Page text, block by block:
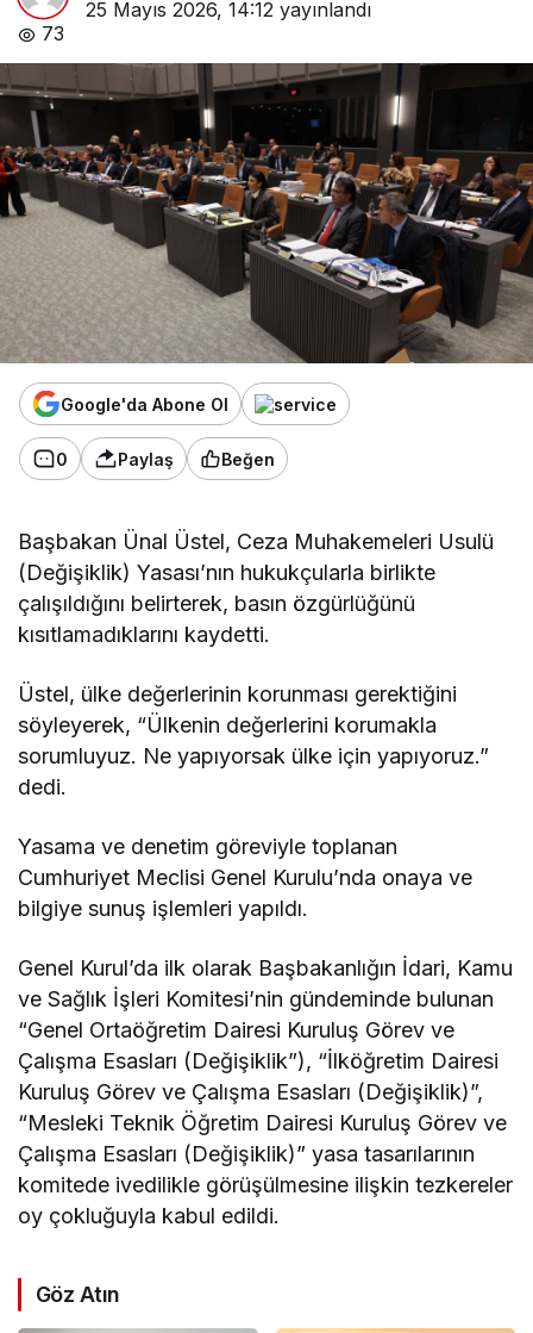
25 Mayıs 2026, 14:12 yayınlandı
73
Google'da Abone Ol
0 Paylaş Beğen
Başbakan Ünal Üstel, Ceza Muhakemeleri Usulü
(Değişiklik) Yasası’nın hukukçularla birlikte
çalışıldığını belirterek, basın özgürlüğünü
kısıtlamadıklarını kaydetti.
Üstel, ülke değerlerinin korunması gerektiğini
söyleyerek, “Ülkenin değerlerini korumakla
sorumluyuz. Ne yapıyorsak ülke için yapıyoruz.”
dedi.
Yasama ve denetim göreviyle toplanan
Cumhuriyet Meclisi Genel Kurulu’nda onaya ve
bilgiye sunuş işlemleri yapıldı.
Genel Kurul’da ilk olarak Başbakanlığın İdari, Kamu
ve Sağlık İşleri Komitesi’nin gündeminde bulunan
“Genel Ortaöğretim Dairesi Kuruluş Görev ve
Çalışma Esasları (Değişiklik”), “İlköğretim Dairesi
Kuruluş Görev ve Çalışma Esasları (Değişiklik)”,
“Mesleki Teknik Öğretim Dairesi Kuruluş Görev ve
Çalışma Esasları (Değişiklik)” yasa tasarılarının
komitede ivedilikle görüşülmesine ilişkin tezkereler
oy çokluğuyla kabul edildi.
Göz Atın